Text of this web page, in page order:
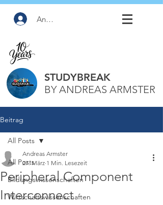
Anmelden
STUDYBREAK
BY ANDREAS ARMSTER
Beitrag
All Posts
Bildungswissenschaften
Wirtschaftswissenschaften
All Posts
Peripheral Component
Interconnect
Andreas Armster
27. März 1 Min. Lesezeit